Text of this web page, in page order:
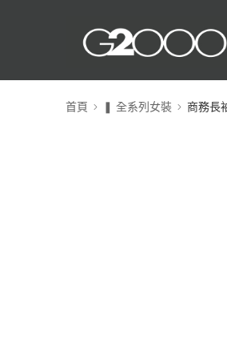
首頁 ❚ 全系列女裝 商務長